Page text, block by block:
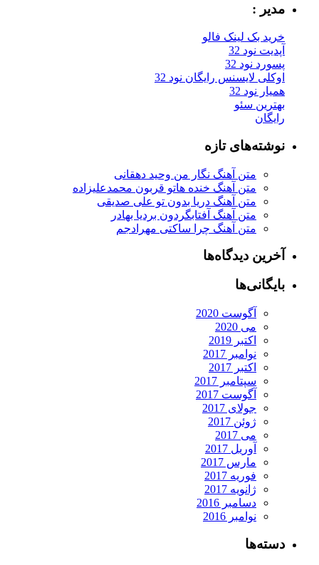
مدیر :
خرید بک لینک فالو
آپدیت نود 32
پسورد نود 32
اوکلی لایسنس رایگان نود 32
همیار نود 32
بهترین سئو
رایگان
نوشته‌های تازه
متن آهنگ نگار من وحید دهقانی
متن آهنگ خنده هاتو قربون محمدعلیزاده
متن آهنگ دریا بدون تو علی صدیقی
متن آهنگ آفتابگردون بردیا بهادر
متن آهنگ چرا ساکتی مهرادجم
آخرین دیدگاه‌ها
بایگانی‌ها
آگوست 2020
می 2020
اکتبر 2019
نوامبر 2017
اکتبر 2017
سپتامبر 2017
آگوست 2017
جولای 2017
ژوئن 2017
می 2017
آوریل 2017
مارس 2017
فوریه 2017
ژانویه 2017
دسامبر 2016
نوامبر 2016
دسته‌ها